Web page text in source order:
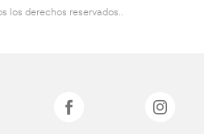
los derechos reservados..